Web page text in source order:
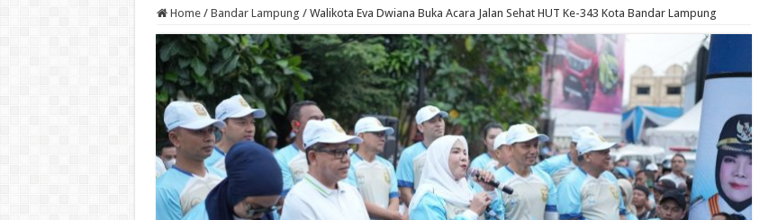
Home / Bandar Lampung / Walikota Eva Dwiana Buka Acara Jalan Sehat HUT Ke-343 Kota Bandar Lampung